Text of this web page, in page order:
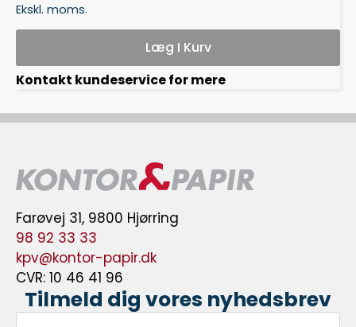
Ekskl. moms.
Læg I Kurv
Kontakt kundeservice for mere
Farøvej 31, 9800 Hjørring
98 92 33 33
kpv@kontor-papir.dk
CVR: 10 46 41 96
Tilmeld dig vores nyhedsbrev
Fornavn